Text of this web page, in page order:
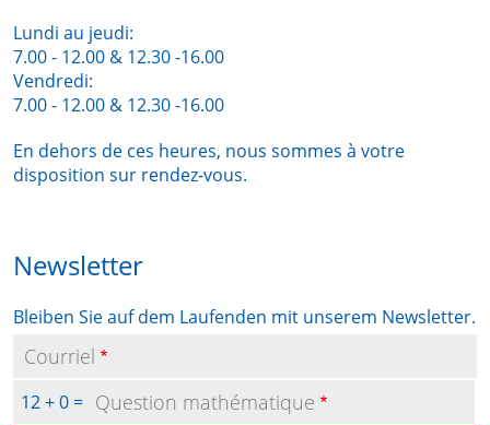
Lundi au jeudi:
7.00 - 12.00 & 12.30 -16.00
Vendredi:
7.00 - 12.00 & 12.30 -16.00
En dehors de ces heures, nous sommes à votre
disposition sur rendez-vous.
Newsletter
Courriel
Bleiben Sie auf dem Laufenden mit unserem Newsletter.
Question mathématique
12 + 0 =